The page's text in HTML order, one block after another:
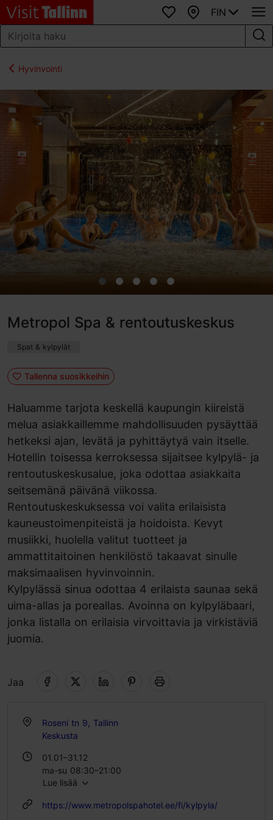
SuosikitKartta
FIN
Hyvinvointi
Metropol Spa & rentoutuskeskus
Spat & kylpylät
Tallenna suosikkeihin
Haluamme tarjota keskellä kaupungin kiireistä
melua asiakkaillemme mahdollisuuden pysäyttää
hetkeksi ajan, levätä ja pyhittäytyä vain itselle.
Hotellin toisessa kerroksessa sijaitsee kylpylä- ja
rentoutuskeskusalue, joka odottaa asiakkaita
seitsemänä päivänä viikossa.
Rentoutuskeskuksessa voi valita erilaisista
kauneustoimenpiteistä ja hoidoista. Kevyt
musiikki, huolella valitut tuotteet ja
ammattitaitoinen henkilöstö takaavat sinulle
maksimaalisen hyvinvoinnin.
Kylpylässä sinua odottaa 4 erilaista saunaa sekä
uima-allas ja poreallas. Avoinna on kylpyläbaari,
jonka listalla on erilaisia virvoittavia ja virkistäviä
juomia.
Jaa
Roseni tn 9, Tallinn
Keskusta
01.01–31.12
ma-su 08:30–21:00
Lue lisää
https://www.metropolspahotel.ee/fi/kylpyla/